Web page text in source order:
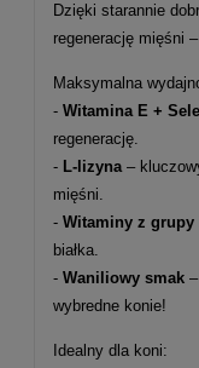
Dzięki starannie
regenerację mięśni
Maksymalna
- Witamina E +
regenerację.
- L-lizyna–
mięśni.
- Witaminy z grupy
białka.
- Waniliowy smak
wybredne konie!
Idealny dla koni: